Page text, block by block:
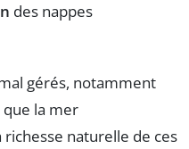
des nappes
gérés, notamment
que la mer
naturelle de ces